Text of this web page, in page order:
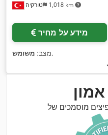
טורקיה 1,018 km
מידע על מחיר
מצב: משומש ,